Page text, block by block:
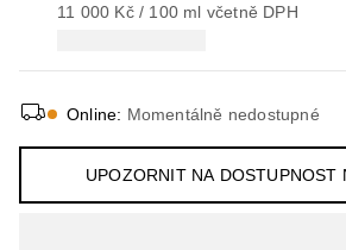
11 000 Kč / 100 ml včetně DPH
Online: Momentálně nedostupné
UPOZORNIT NA DOSTUPNOST